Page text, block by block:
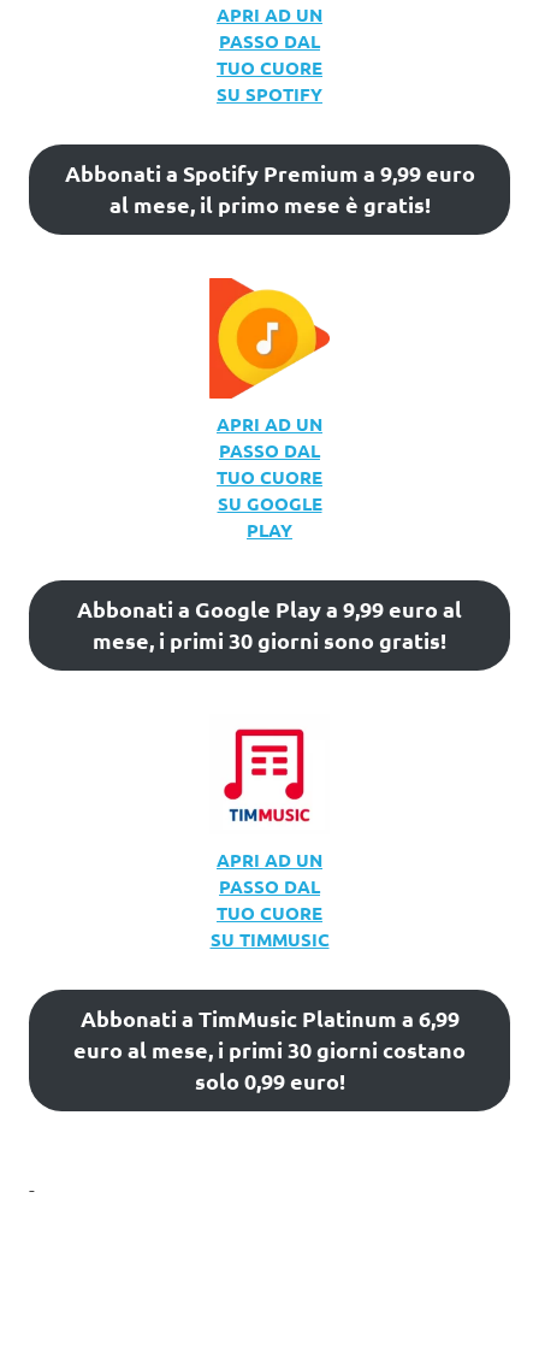
APRI AD UN
PASSO DAL
TUO CUORE
SU SPOTIFY
Abbonati a Spotify Premium a 9,99 euro
al mese, il primo mese è gratis!
APRI AD UN
PASSO DAL
TUO CUORE
SU GOOGLE
PLAY
Abbonati a Google Play a 9,99 euro al
mese, i primi 30 giorni sono gratis!
APRI AD UN
PASSO DAL
TUO CUORE
SU TIMMUSIC
Abbonati a TimMusic Platinum a 6,99
euro al mese, i primi 30 giorni costano
solo 0,99 euro!
-